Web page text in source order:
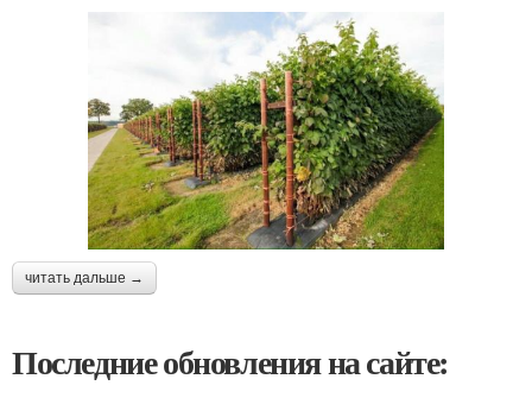
читать дальше →
Последние обновления на сайте: